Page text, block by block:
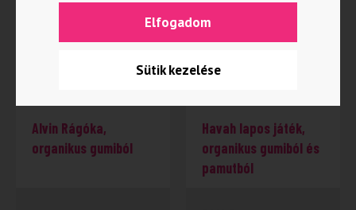
Alvin Rágóka,
organikus gumiból
Havah lapos játék,
organikus gumiból és
pamutból
Sütik kezelése
Elfogadom